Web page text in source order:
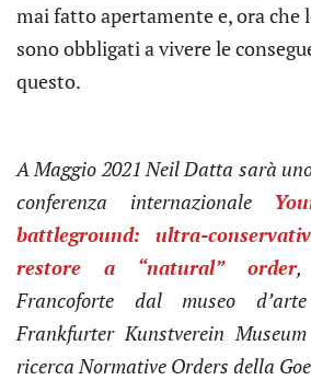
mai fatto apertamente e, ora che
sono obbligati a vivere le
questo.
A Maggio 2021 Neil Datta sarà
conferenza internazionale
battleground: ultra-
restore a “natural” order,
Francoforte dal museo d’arte
Frankfurter Kunstverein
ricerca Normative Orders della